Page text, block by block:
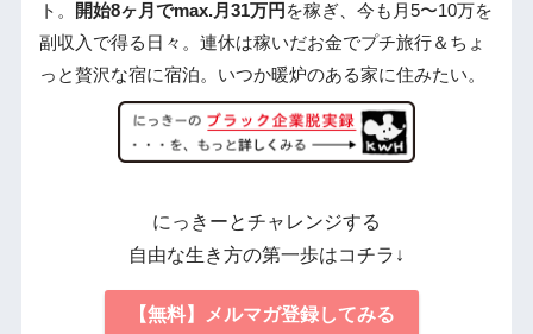
ト。
開始8ヶ月でmax.月31万円 を稼ぎ、今も月5〜10万を
副収入で得る日々。連休は稼いだお金でプチ旅行＆ちょ
っと贅沢な宿に宿泊。いつか暖炉のある家に住みたい。
にっきーとチャレンジする
自由な生き方の第一歩はコチラ↓
【無料】メルマガ登録してみる